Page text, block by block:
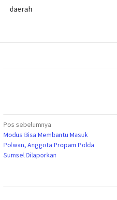
daerah
Navigasi
pos
Pos sebelumnya
Modus Bisa Membantu Masuk
Polwan, Anggota Propam Polda
Sumsel Dilaporkan